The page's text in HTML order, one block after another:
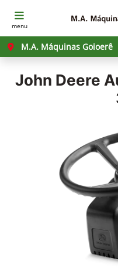
menu
M.A. Máquinas Goioerê
John Deere